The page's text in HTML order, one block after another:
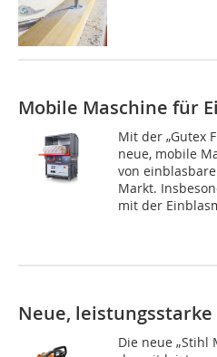
Mobile Maschine für
Mit der „Gutex
neue, mobile
von
Markt.
mit der
Neue,
Die neue „Stihl